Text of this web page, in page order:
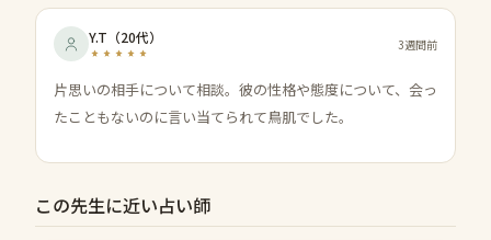
Y.T （20代） 3週間前
片思いの相手について相談。彼の性格や態度について、会っ
たこともないのに言い当てられて鳥肌でした。
この先生に近い占い師